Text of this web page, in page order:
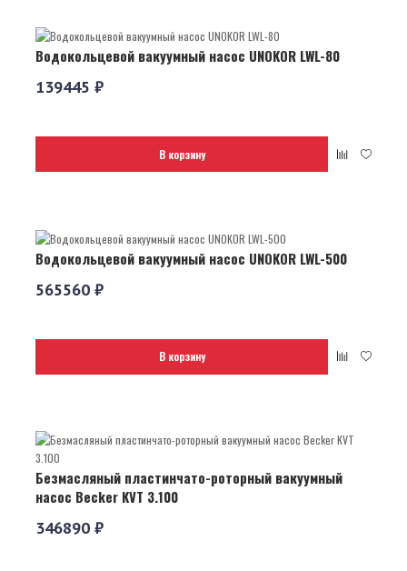
Водокольцевой вакуумный насос UNOKOR LWL-80
139445 ₽
В корзину
Водокольцевой вакуумный насос UNOKOR LWL-500
565560 ₽
В корзину
Безмасляный пластинчато-роторный вакуумный
насос Becker KVT 3.100
346890 ₽